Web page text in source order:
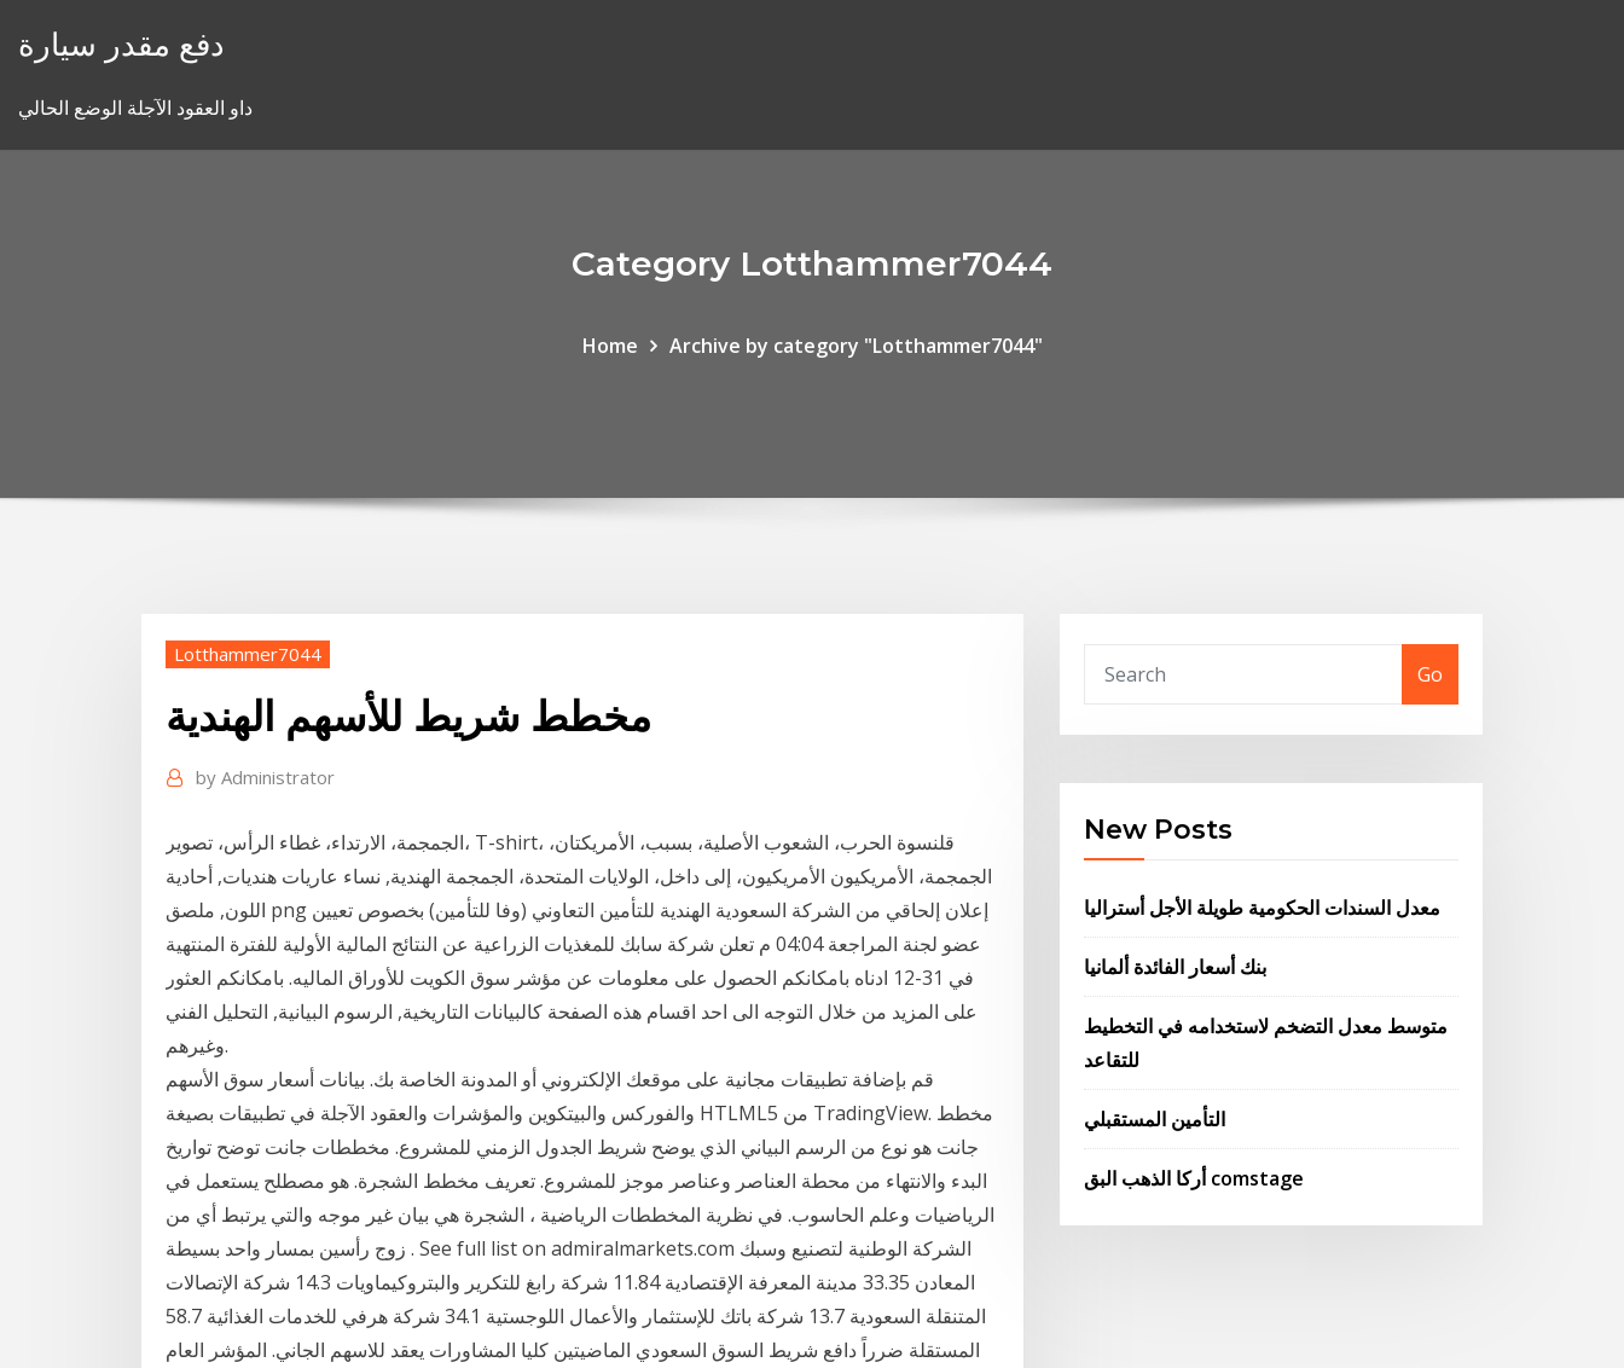
دفع مقدر سيارة
داو العقود الآجلة الوضع الحالي
Category Lotthammer7044
Home Archive by category "Lotthammer7044"
Lotthammer7044
مخطط شريط للأسهم الهندية
by Administrator
الجمجمة، الارتداء، غطاء الرأس، تصوير، T-shirt، قلنسوة الحرب، الشعوب الأصلية، بسبب، الأمريكتان،
الجمجمة، الأمريكيون الأمريكيون، إلى داخل، الولايات المتحدة، الجمجمة الهندية, نساء عاريات هنديات, أحادية
اللون, ملصق png إعلان إلحاقي من الشركة السعودية الهندية للتأمين التعاوني (وفا للتأمين) بخصوص تعيين
عضو لجنة المراجعة 04:04 م تعلن شركة سابك للمغذيات الزراعية عن النتائج المالية الأولية للفترة المنتهية
في 31-12 ادناه بامكانكم الحصول على معلومات عن مؤشر سوق الكويت للأوراق الماليه. بامكانكم العثور
على المزيد من خلال التوجه الى احد اقسام هذه الصفحة كالبيانات التاريخية, الرسوم البيانية, التحليل الفني
وغيرهم.
قم بإضافة تطبيقات مجانية على موقعك الإلكتروني أو المدونة الخاصة بك. بيانات أسعار سوق الأسهم
والفوركس والبيتكوين والمؤشرات والعقود الآجلة في تطبيقات بصيغة HTLML5 من TradingView. مخطط
جانت هو نوع من الرسم البياني الذي يوضح شريط الجدول الزمني للمشروع. مخططات جانت توضح تواريخ
البدء والانتهاء من محطة العناصر وعناصر موجز للمشروع. تعريف مخطط الشجرة. هو مصطلح يستعمل في
الرياضيات وعلم الحاسوب. في نظرية المخططات الرياضية ، الشجرة هي بيان غير موجه والتي يرتبط أي من
زوج رأسين بمسار واحد بسيطة . See full list on admiralmarkets.com الشركة الوطنية لتصنيع وسبك
المعادن 33.35 مدينة المعرفة الإقتصادية 11.84 شركة رابغ للتكرير والبتروكيماويات 14.3 شركة الإتصالات
المتنقلة السعودية 13.7 شركة باتك للإستثمار والأعمال اللوجستية 34.1 شركة هرفي للخدمات الغذائية 58.7
المستقلة ضرراً دافع شريط السوق السعودي الماضيتين كليا المشاورات يعقد للاسهم الجاني. المؤشر العام
Go
New Posts
معدل السندات الحكومية طويلة الأجل أستراليا
بنك أسعار الفائدة ألمانيا
متوسط ​​معدل التضخم لاستخدامه في التخطيط
للتقاعد
التأمين المستقبلي
أركا الذهب البق comstage